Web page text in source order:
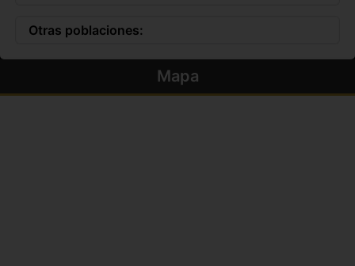
Otras poblaciones:
Mapa